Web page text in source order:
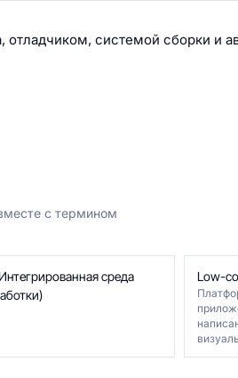
отладчиком, системой сборки и
с термином
среда
Low-